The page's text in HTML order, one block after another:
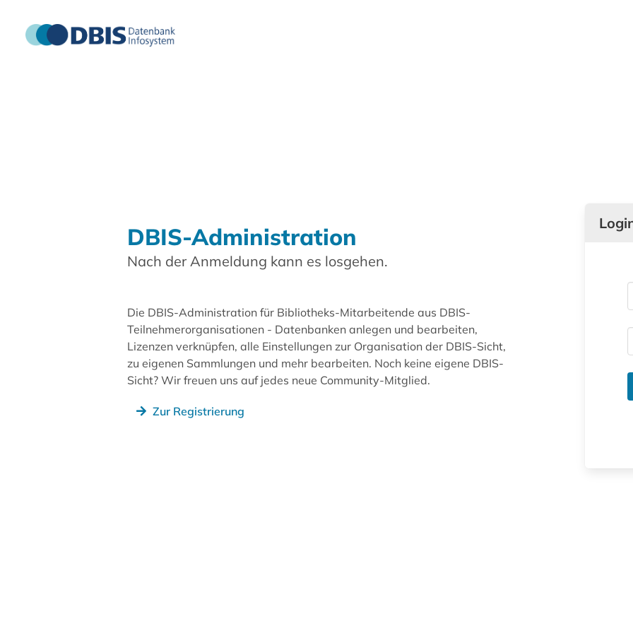
DBIS-Administration
Nach der Anmeldung kann es losgehen.
Die DBIS-Administration für Bibliotheks-Mitarbeitende aus DBIS-
Teilnehmerorganisationen - Datenbanken anlegen und bearbeiten,
Lizenzen verknüpfen, alle Einstellungen zur Organisation der DBIS-Sicht,
zu eigenen Sammlungen und mehr bearbeiten. Noch keine eigene DBIS-
Sicht? Wir freuen uns auf jedes neue Community-Mitglied.
Zur Registrierung